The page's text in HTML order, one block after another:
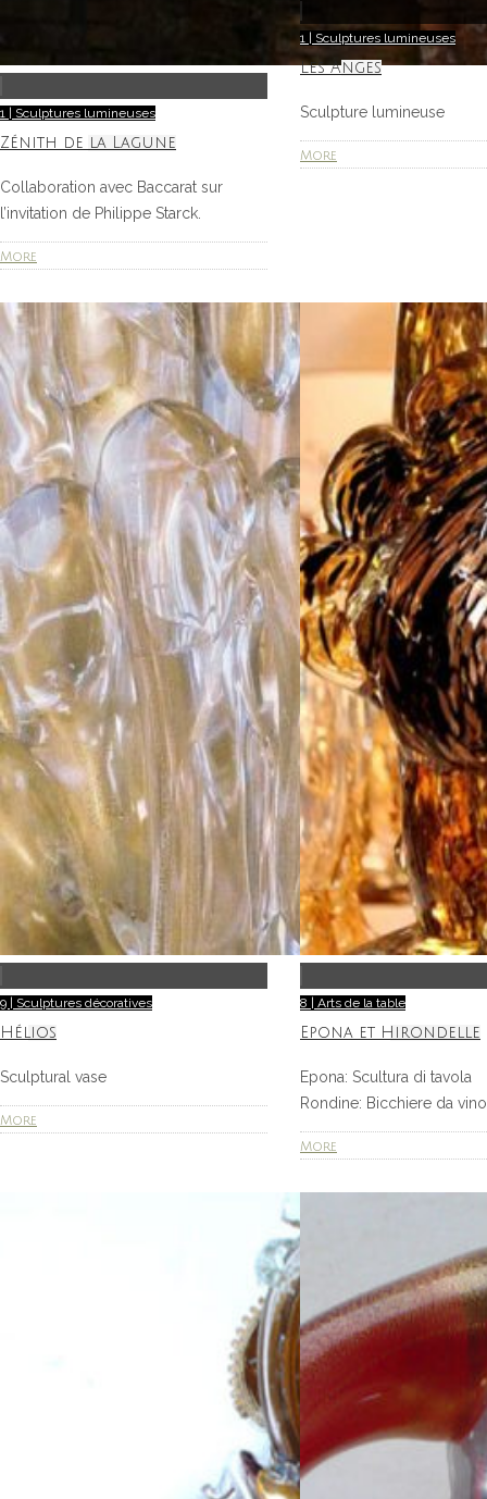
1 | Sculptures lumineuses
Zénith de la Lagune
Collaboration avec Baccarat sur
l’invitation de Philippe Starck.
More
1 | Sculptures lumineuses
Les Anges
Sculpture lumineuse
More
9 | Sculptures décoratives
Hélios
Sculptural vase
More
8 | Arts de la table
Epona et Hirondelle
Epona: Scultura di tavola
Rondine: Bicchiere da
More